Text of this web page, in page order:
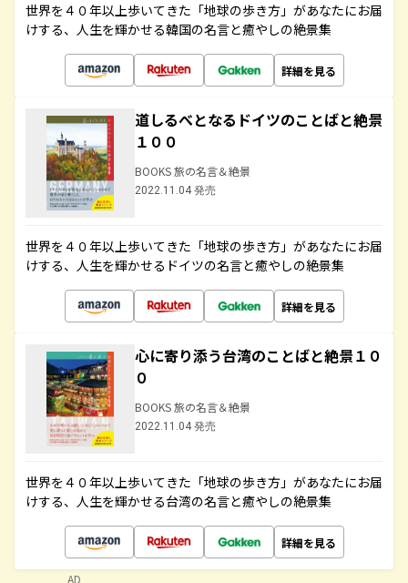
世界を４０年以上歩いてきた「地球の歩き方」があなたにお届
けする、人生を輝かせる韓国の名言と癒やしの絶景集
詳細を見る
道しるべとなるドイツのことばと絶景
１００
BOOKS 旅の名言＆絶景
2022.11.04 発売
世界を４０年以上歩いてきた「地球の歩き方」があなたにお届
けする、人生を輝かせるドイツの名言と癒やしの絶景集
詳細を見る
心に寄り添う台湾のことばと絶景１０
０
BOOKS 旅の名言＆絶景
2022.11.04 発売
世界を４０年以上歩いてきた「地球の歩き方」があなたにお届
けする、人生を輝かせる台湾の名言と癒やしの絶景集
詳細を見る
AD